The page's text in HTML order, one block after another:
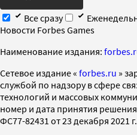
Все сразу
Новости Forbes Games
Наименование издания:
Cетевое издание « forbes.ru »
службой по надзору в сфере
технологий и массовых
номер и дата принятия
ФС77-82431 от 23 декабря 2021 г.